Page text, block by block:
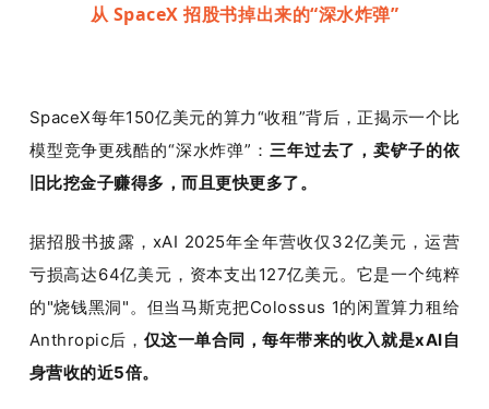
从 SpaceX 招股书掉出来的“深水炸弹”
SpaceX每年150亿美元的算力“收租”背后，正揭示一个比
模型竞争更残酷的“深水炸弹”： 三年过去了，卖铲子的依
旧比挖金子赚得多，而且更快更多了。
据招股书披露，xAI 2025年全年营收仅32亿美元，运营
亏损高达64亿美元，资本支出127亿美元。它是一个纯粹
的"烧钱黑洞"。但当马斯克把Colossus 1的闲置算力租给
Anthropic后， 仅这一单合同，每年带来的收入就是xAI自
身营收的近5倍。